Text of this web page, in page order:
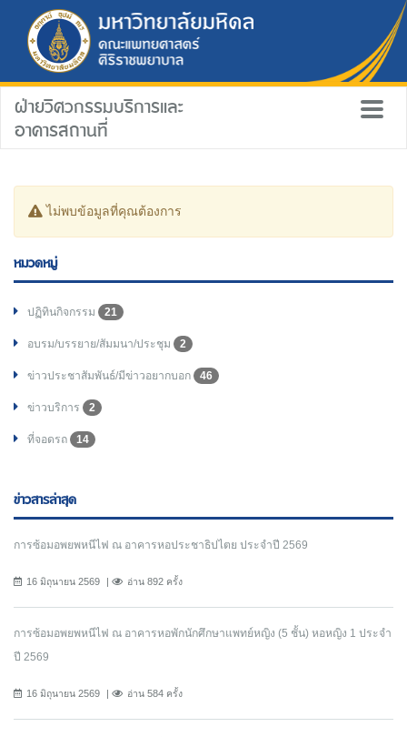
ฝ่ายวิศวกรรมบริการและ
อาคารสถานที่
ไม่พบข้อมูลที่คุณต้องการ
หมวดหมู่
ปฏิทินกิจกรรม 21
อบรม/บรรยาย/สัมมนา/ประชุม 2
ข่าวประชาสัมพันธ์/มีข่าวอยากบอก 46
ข่าวบริการ 2
ที่จอดรถ 14
ข่าวสารล่าสุด
การซ้อมอพยพหนีไฟ ณ อาคารหอประชาธิปไตย ประจำปี 2569
16 มิถุนายน 2569 อ่าน 892 ครั้ง
การซ้อมอพยพหนีไฟ ณ อาคารหอพักนักศึกษาแพทย์หญิง (5 ชั้น) หอหญิง 1 ประจำ
ปี 2569
16 มิถุนายน 2569 อ่าน 584 ครั้ง